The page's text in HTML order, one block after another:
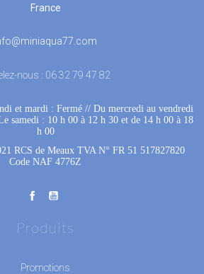
France
nous : 06 32 79 47 82
et mardi : Fermé // Du mercredi au vendredi
samedi : 10 h 00 à 12 h 30 et de 14 h 00 à 18
h 00
RCS de Meaux TVA N° FR 51 517827820
Code NAF 4776Z
Produits
Promotions